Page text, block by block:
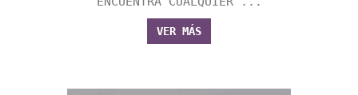
VER MÁS